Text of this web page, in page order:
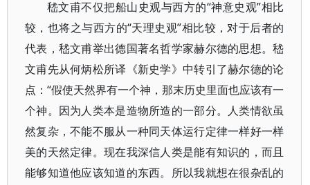
嵇文甫不仅把船山史观与西方的“神意史观”相比
较，也将之与西方的“天理史观”相比较，对于后者的
代表，嵇文甫举出德国著名哲学家赫尔德的思想。嵇
文甫先从何炳松所译《新史学》中转引了赫尔德的论
点：“假使天然界有一个神，那末历史里面也应该有一
个神。因为人类本是造物所造的一部分。人类情欲虽
然复杂，不能不服从一种同天体运行定律一样好一样
美的天然定律。现在我深信人类是能有知识的，而且
能够知道他应该知道的东西。所以我就想在很杂乱的